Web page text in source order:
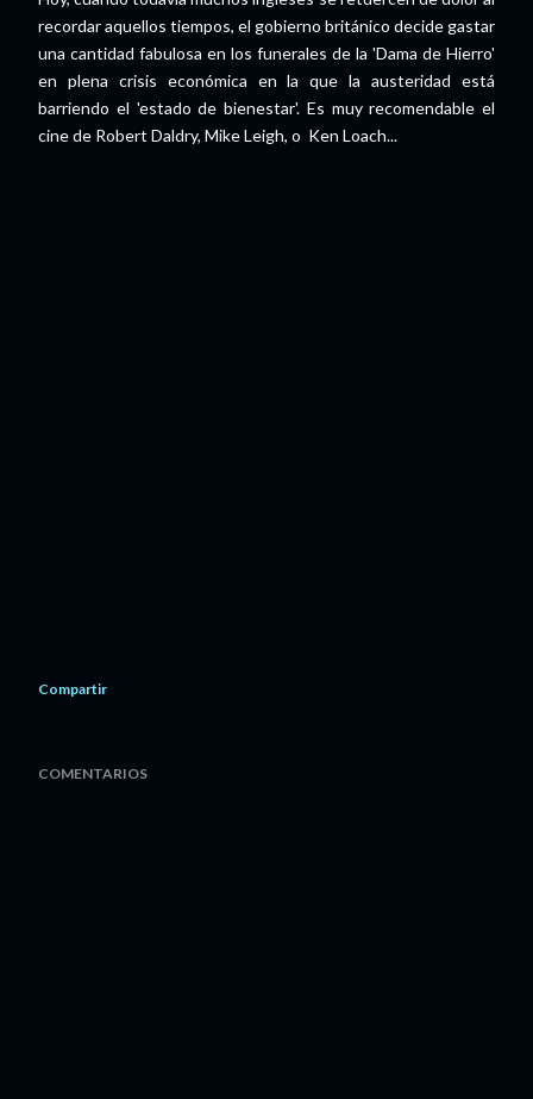
recordar aquellos tiempos, el gobierno británico decide gastar
una cantidad fabulosa en los funerales de la 'Dama de Hierro'
en plena crisis económica en la que la austeridad está
barriendo el 'estado de bienestar'. Es muy recomendable el
cine de Robert Daldry, Mike Leigh, o Ken Loach...
Compartir
COMENTARIOS